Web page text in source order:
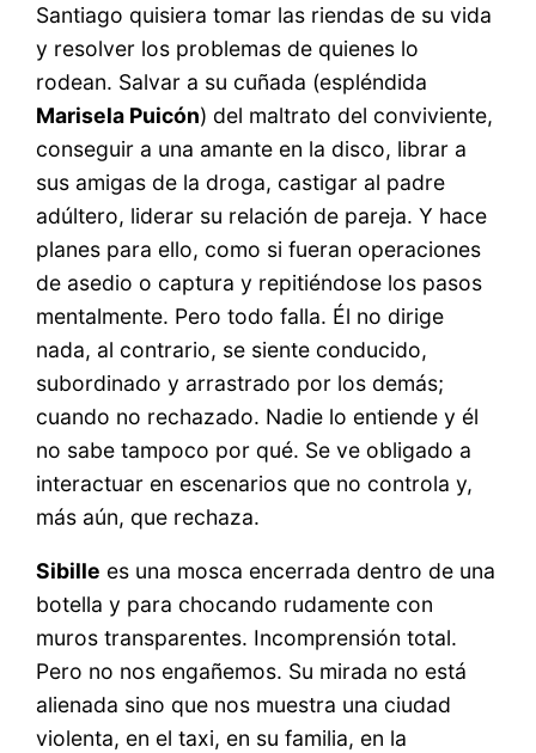
Santiago quisiera tomar las riendas de su vida
y resolver los problemas de quienes lo
rodean. Salvar a su cuñada (espléndida
Marisela Puicón) del maltrato del conviviente,
conseguir a una amante en la disco, librar a
sus amigas de la droga, castigar al padre
adúltero, liderar su relación de pareja. Y hace
planes para ello, como si fueran operaciones
de asedio o captura y repitiéndose los pasos
mentalmente. Pero todo falla. Él no dirige
nada, al contrario, se siente conducido,
subordinado y arrastrado por los demás;
cuando no rechazado. Nadie lo entiende y él
no sabe tampoco por qué. Se ve obligado a
interactuar en escenarios que no controla y,
más aún, que rechaza.
Sibille es una mosca encerrada dentro de una
botella y para chocando rudamente con
muros transparentes. Incomprensión total.
Pero no nos engañemos. Su mirada no está
alienada sino que nos muestra una ciudad
violenta, en el taxi, en su familia, en la